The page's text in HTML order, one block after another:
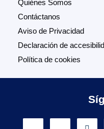
Quiénes Somos
Contáctanos
Aviso de Privacidad
Declaración de
Política de cookies